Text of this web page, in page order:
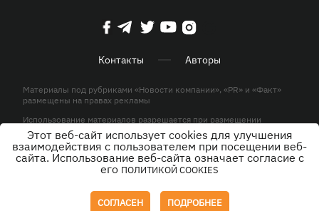
Контакты Авторы
Материалы под рубриками «Новости компании», «PR» и «Факт»
размещены на правах рекламы
Использование материалов разрешается при размещении
активной гиперссылки на KP.UA в первом абзаце.
© ООО «ЮЛАВ МЕДИА»,2026. Все права защищены.
Этот веб-сайт использует cookies для улучшения
взаимодействия с пользователем при посещении веб-
сайта. Использование веб-сайта означает согласие с
его ПОЛИТИКОЙ COOKIES
СОГЛАСЕН ПОДРОБНЕЕ